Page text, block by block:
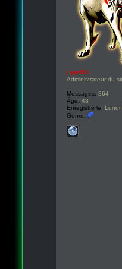
Lyan53
Administrateur du
Messages: 864
Âge: 48
Enregistré le: Lundi
Genre: